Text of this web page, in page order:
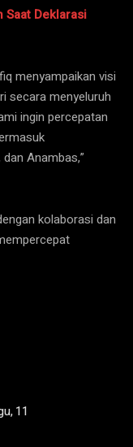
Saat Deklarasi
menyampaikan visi
secara menyeluruh
ingin percepatan
Anambas,”
kolaborasi dan
11